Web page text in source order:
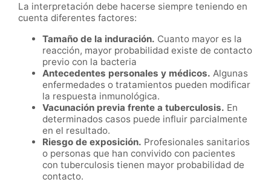
La interpretación debe hacerse siempre teniendo en
cuenta diferentes factores:
Tamaño de la induración. Cuanto mayor es la
reacción, mayor probabilidad existe de contacto
previo con la bacteria
Antecedentes personales y médicos. Algunas
enfermedades o tratamientos pueden modificar
la respuesta inmunológica.
Vacunación previa frente a tuberculosis. En
determinados casos puede influir parcialmente
en el resultado.
Riesgo de exposición. Profesionales sanitarios
o personas que han convivido con pacientes
con tuberculosis tienen mayor probabilidad de
contacto.